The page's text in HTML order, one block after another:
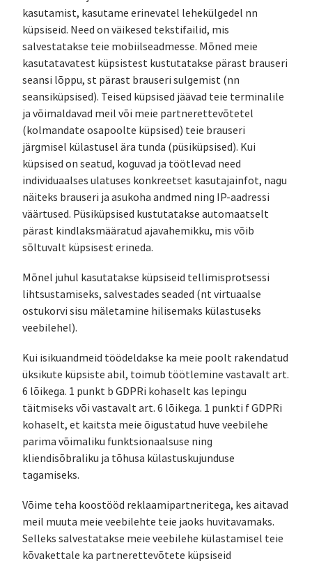
kasutamist, kasutame erinevatel lehekülgedel nn
küpsiseid. Need on väikesed tekstifailid, mis
salvestatakse teie mobiilseadmesse. Mõned meie
kasutatavatest küpsistest kustutatakse pärast brauseri
seansi lõppu, st pärast brauseri sulgemist (nn
seansiküpsised). Teised küpsised jäävad teie terminalile
ja võimaldavad meil või meie partnerettevõtetel
(kolmandate osapoolte küpsised) teie brauseri
järgmisel külastusel ära tunda (püsiküpsised). Kui
küpsised on seatud, koguvad ja töötlevad need
individuaalses ulatuses konkreetset kasutajainfot, nagu
näiteks brauseri ja asukoha andmed ning IP-aadressi
väärtused. Püsiküpsised kustutatakse automaatselt
pärast kindlaksmääratud ajavahemikku, mis võib
sõltuvalt küpsisest erineda.
Mõnel juhul kasutatakse küpsiseid tellimisprotsessi
lihtsustamiseks, salvestades seaded (nt virtuaalse
ostukorvi sisu mäletamine hilisemaks külastuseks
veebilehel).
Kui isikuandmeid töödeldakse ka meie poolt rakendatud
üksikute küpsiste abil, toimub töötlemine vastavalt art.
6 lõikega. 1 punkt b GDPRi kohaselt kas lepingu
täitmiseks või vastavalt art. 6 lõikega. 1 punkti f GDPRi
kohaselt, et kaitsta meie õigustatud huve veebilehe
parima võimaliku funktsionaalsuse ning
kliendisõbraliku ja tõhusa külastuskujunduse
tagamiseks.
Võime teha koostööd reklaamipartneritega, kes aitavad
meil muuta meie veebilehte teie jaoks huvitavamaks.
Selleks salvestatakse meie veebilehe külastamisel teie
kõvakettale ka partnerettevõtete küpsiseid